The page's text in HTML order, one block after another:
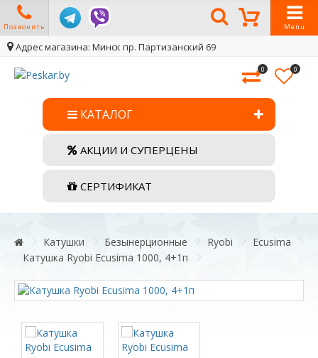
Позвонить Menu
Адрес магазина: Минск пр. Партизанский 69
0 0
КАТАЛОГ
АКЦИИ И СУПЕРЦЕНЫ
СЕРТИФИКАТ
Катушки Безынерционные Ryobi
Ecusima
Катушка Ryobi Ecusima 1000, 4+1п